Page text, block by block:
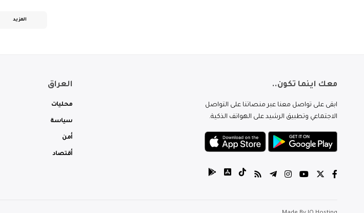
المزيد
معك اينما تكون..
ابقى على تواصل معنا عبر منصاتنا على التواصل
الاجتماعي وتطبيق الرشيد على الهواتف الذكية.
العراق
محليات
سياسة
أمن
أقتصاد